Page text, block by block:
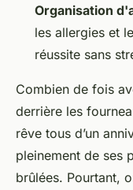
Organisation
les allergies et
réussite sans
Combien de fois
derrière les
rêve tous d’un
pleinement de ses
brûlées. Pourtant,